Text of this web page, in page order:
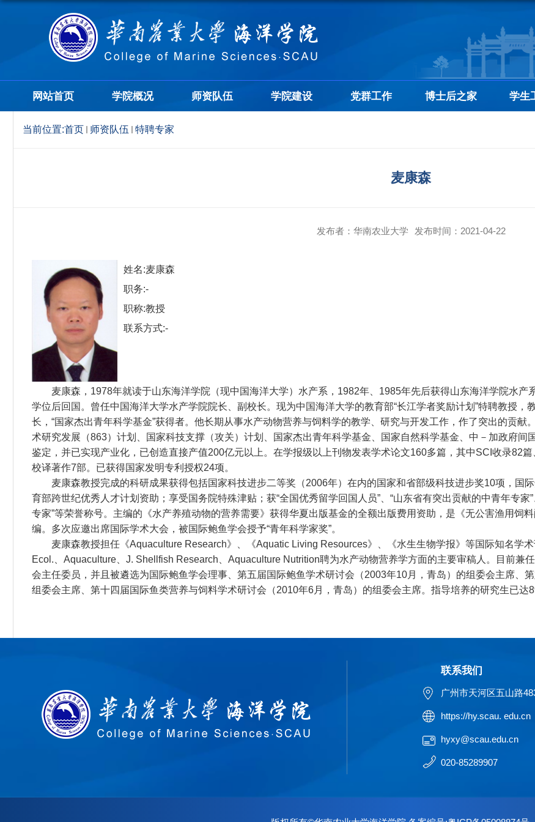
网站首页 学院概况 师资队伍 学院建设 党群工作 博士后之家 学生
当前位置:首页 师资队伍 特聘专家
麦康森
发布者：华南农业大学 发布时间：2021-04-22
姓名:麦康森
职务:-
职称:教授
联系方式:-
麦康森，1978年就读于山东海洋学院（现中国海洋大学）水产系，1982年、1985年先后获得山东海洋学院水
学位后回国。曾任中国海洋大学水产学院院长、副校长。现为中国海洋大学的教育部“长江学者奖励计划”特聘教授，
长，“国家杰出青年科学基金”获得者。他长期从事水产动物营养与饲料学的教学、研究与开发工作，作了突出的贡
术研究发展（863）计划、国家科技支撑（攻关）计划、国家杰出青年科学基金、国家自然科学基金、中－加政府
鉴定，并已实现产业化，已创造直接产值200亿元以上。在学报级以上刊物发表学术论文160多篇，其中SCI收录82
校译著作7部。已获得国家发明专利授权24项。
麦康森教授完成的科研成果获得包括国家科技进步二等奖（2006年）在内的国家和省部级科技进步奖10项，国
育部跨世纪优秀人才计划资助；享受国务院特殊津贴；获“全国优秀留学回国人员”、“山东省有突出贡献的中青年专家
专家”等荣誉称号。主编的《水产养殖动物的营养需要》获得华夏出版基金的全额出版费用资助，是《无公害渔用饲
编。多次应邀出席国际学术大会，被国际鲍鱼学会授予“青年科学家奖”。
麦康森教授担任《Aquaculture Research》、《Aquatic Living Resources》、《水生生物学报》等国际知名学
Ecol.、Aquaculture、J. Shellfish Research、Aquaculture Nutrition聘为水产动物营养学方面的主要审稿人。目前兼
会主任委员，并且被遴选为国际鲍鱼学会理事、第五届国际鲍鱼学术研讨会（2003年10月，青岛）的组委会主席、
组委会主席、第十四届国际鱼类营养与饲料学术研讨会（2010年6月，青岛）的组委会主席。指导培养的研究生已达
联系我们
广州市天河区五山路
https://hy.scau. edu.cn
hyxy@scau.edu.cn
020-85289907